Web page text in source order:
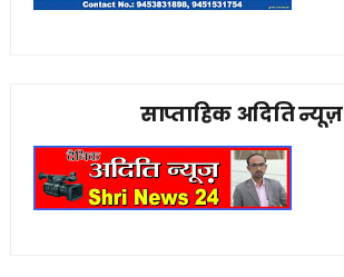
साप्ताहिक अदिति न्यूज़